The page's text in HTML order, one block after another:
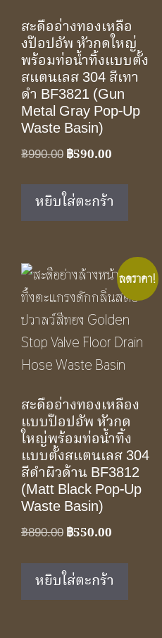
สะดืออ่างทองเหลือ
งป๊อปอัพ หัวกดใหญ่
พร้อมท่อน้ำทิ้งแบบตั้ง
สแตนเลส 304 สีเทา
ดำ BF3821 (Gun
Metal Gray Pop-Up
Waste Basin)
฿990.00Original
was:
฿990.00.
฿590.00
฿590.00.
หยิบใส่ตะกร้า
ลดราคา!
สะดืออ่างทองเหลือง
แบบป๊อปอัพ หัวกด
ใหญ่พร้อมท่อน้ำทิ้ง
แบบตั้งสแตนเลส 304
สีดำผิวด้าน BF3812
(Matt Black Pop-Up
Waste Basin)
฿890.00Original
was:
฿890.00.
฿550.00
is:
฿550.00.
หยิบใส่ตะกร้า